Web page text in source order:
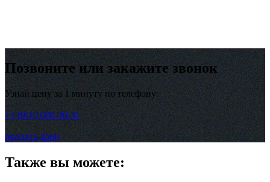
Позвоните или закажите звонок
Узнай цену за 1 минуту по телефону:
+7 (910) 000-10-31
продать дрон
Также вы можете: